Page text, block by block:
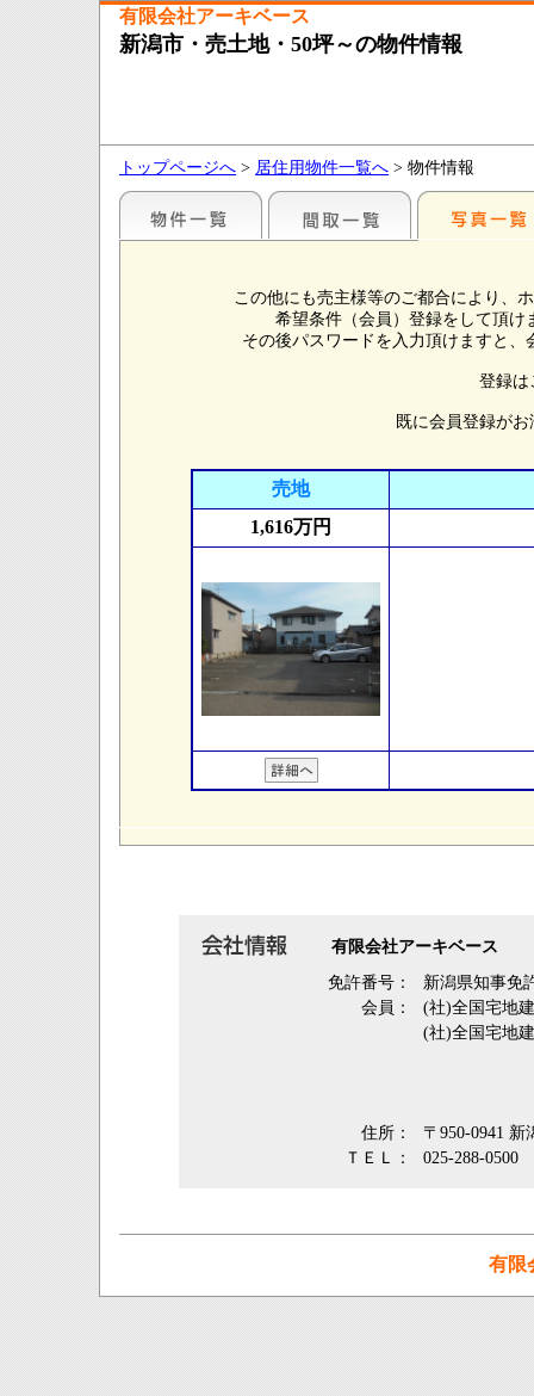
有限会社アーキベース
新潟市・売土地・50坪～の物件情報
トップページへ > 居住用物件一覧へ > 物件情報
この他にも売主様等のご都合により、
希望条件（会員）登録をして頂
その後パスワードを入力頂けますと
登録
既に会員登録が
売地
1,616万円
有限会社アーキベース
免許番号：
新潟県知事免
会員：
(社)全国宅地
(社)全国宅地
住所：
〒950-0941
ＴＥＬ：
025-288-0500
有限